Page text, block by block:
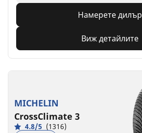
Намерете дилър
Виж детайлите
MICHELIN
CrossClimate 3
4.8/5 (1316)